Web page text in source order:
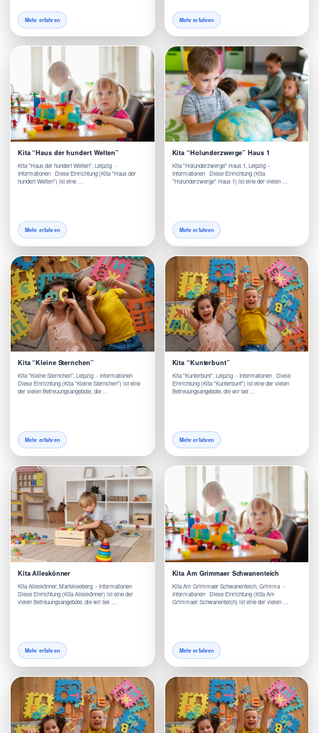
Mehr erfahren Mehr erfahren
Kita “Haus der hundert Welten”
Kita "Haus der hundert Welten", Leipzig -
Informationen Diese Einrichtung (Kita "Haus der
hundert Welten") ist eine …
Mehr erfahren
Kita “Holunderzwerge” Haus 1
Kita "Holunderzwerge" Haus 1, Leipzig -
Informationen Diese Einrichtung (Kita
"Holunderzwerge" Haus 1) ist eine der vielen …
Mehr erfahren
Kita “Kleine Sternchen”
Kita "Kleine Sternchen", Leipzig - Informationen
Diese Einrichtung (Kita "Kleine Sternchen") ist eine
der vielen Betreuungsangebote, die …
Mehr erfahren
Kita “Kunterbunt”
Kita "Kunterbunt", Leipzig - Informationen Diese
Einrichtung (Kita "Kunterbunt") ist eine der vielen
Betreuungsangebote, die wir bei …
Mehr erfahren
Kita Alleskönner
Kita Alleskönner, Markkleeberg - Informationen
Diese Einrichtung (Kita Alleskönner) ist eine der
vielen Betreuungsangebote, die wir bei …
Mehr erfahren
Kita Am Grimmaer Schwanenteich
Kita Am Grimmaer Schwanenteich, Grimma -
Informationen Diese Einrichtung (Kita Am
Grimmaer Schwanenteich) ist eine der vielen …
Mehr erfahren